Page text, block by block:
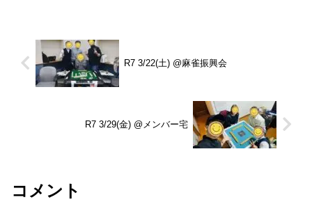
R7 3/22(土) @麻雀振興会
R7 3/29(金) @メンバー宅
コメント